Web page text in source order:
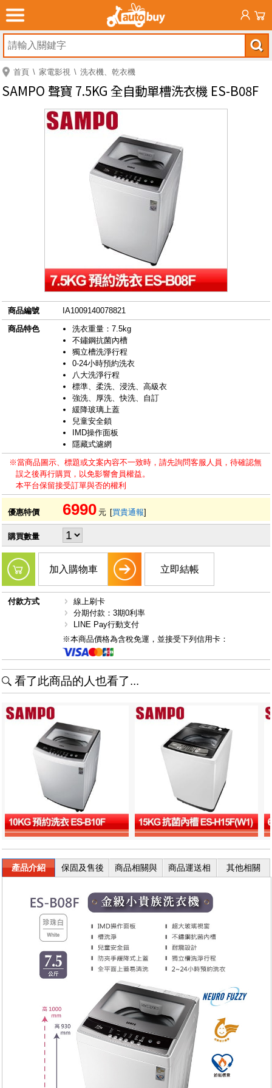
首頁 家電影視 洗衣機、乾衣機
SAMPO 聲寶 7.5KG 全自動單槽洗衣機 ES-B08F
商品編號
IA1009140078821
商品特色
洗衣重量：7.5kg
不鏽鋼抗菌內槽
獨立槽洗淨行程
0-24小時預約洗衣
八大洗淨行程
標準、柔洗、浸洗、高級衣
強洗、厚洗、快洗、自訂
緩降玻璃上蓋
兒童安全鎖
IMD操作面板
隱藏式濾網
※當商品圖示、標題或文案內容不一致時，請先詢問客服人員，待確認無
誤之後再行購買，以免影響會員權益。
本平台保留接受訂單與否的權利
優惠特價 6990 元 [買貴通報]
購買數量
加入購物車 立即結帳
付款方式
線上刷卡
分期付款：3期0利率
LINE Pay行動支付
※本商品價格為含稅免運，並接受下列信用卡：
看了此商品的人也看了...
產品介紹
保固及售後
商品相關與
商品運送相
其他相關